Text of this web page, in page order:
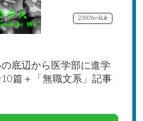
2,000YenBulk
底辺から医学部に進学
篇＋「無職文系」記事